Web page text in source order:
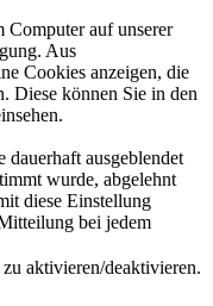
Computer auf unserer
Aus
Cookies anzeigen, die
Diese können Sie in den
ausgeblendet
wurde, abgelehnt
diese Einstellung
bei jedem
aktivieren/deaktivieren.